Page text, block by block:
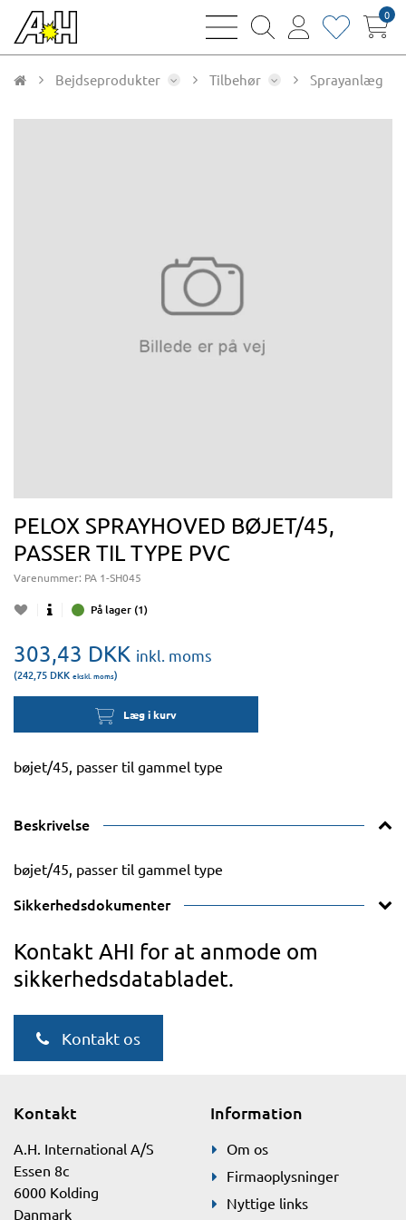
bars
magnifying
user
heart0
Bejdseprodukter Tilbehør Sprayanlæg
PELOX SPRAYHOVED BØJET/45,
PASSER TIL TYPE PVC
Varenummer: PA 1-SH045
På lager (1)
303,43 DKK inkl. moms
(242,75 DKK ekskl. moms)
Læg i kurv
bøjet/45, passer til gammel type
Beskrivelse
bøjet/45, passer til gammel type
Sikkerhedsdokumenter
Kontakt AHI for at anmode om
sikkerhedsdatabladet.
Kontakt os
Kontakt
A.H. International A/S
Essen 8c
6000 Kolding
Danmark
Information
Om os
Firmaoplysninger
Nyttige links